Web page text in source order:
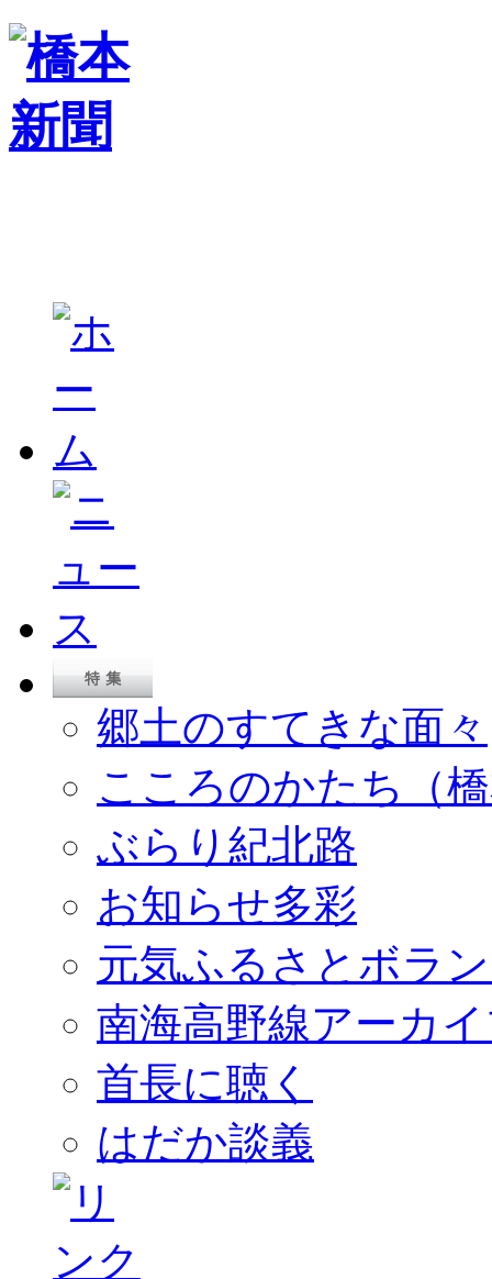
郷土のすてきな面々
こころのかたち（
ぶらり紀北路
お知らせ多彩
元気ふるさとボラ
南海高野線アーカ
首長に聴く
はだか談義